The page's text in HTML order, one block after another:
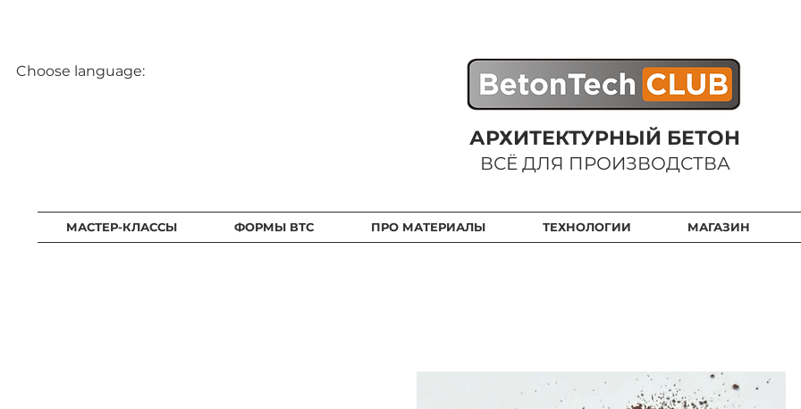
Choose language:
АРХИТЕКТУРНЫЙ БЕТОН
ВСЁ ДЛЯ ПРОИЗВОДСТВА
МАСТЕР-КЛАССЫ ФОРМЫ ВТС ПРО МАТЕРИАЛЫ ТЕХНОЛОГИИ МАГАЗИН